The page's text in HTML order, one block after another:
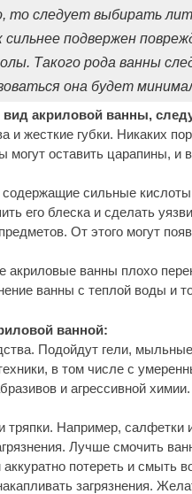
то следует выбирать
подвержен
Такого рода ванны
она будет
акриловой ванны,
и жесткие губки. Никаких
оставить царапины, и
сильные
его блеска и сделать
От этого могут
акриловые ванны плохо
ванны с теплой воды и
ванной:
Подойдут гели,
в том числе с
и агрессивной
тряпки. Например,
Лучше смочить
потереть и смыть
загрязнения.